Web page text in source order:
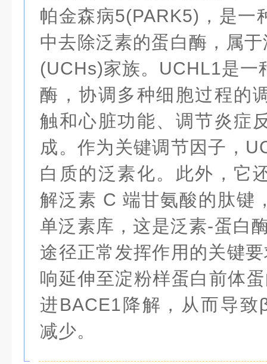
帕金森病5(PARK5)，是一
中去除泛素的蛋白酶，属
(UCHs)家族。UCHL1是一
酶，协调多种细胞过程的
触和心脏功能、调节炎症
成。作为关键调节因子，
白质的泛素化。此外，它
解泛素 C 端甘氨酸的肽键
单泛素库，这是泛素-蛋白
途径正常发挥作用的关键
响延伸至淀粉样蛋白前体
进BACE1 降解，从而导
减少。